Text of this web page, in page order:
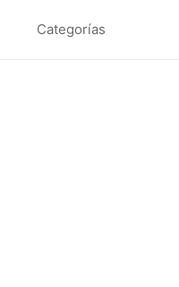
Categorías